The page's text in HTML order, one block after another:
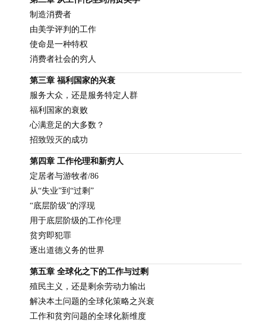
制造消费者
由美学评判的工作
使命是一种特权
消费者社会的穷人
第三章 福利国家的兴衰
服务大众，还是服务特定人群
福利国家的衰败
心满意足的大多数？
招致毁灭的成功
第四章 工作伦理和新穷人
定居者与游牧者/86
从“失业”到“过剩”
“底层阶级”的浮现
用于底层阶级的工作伦理
贫穷即犯罪
逐出道德义务的世界
第五章 全球化之下的工作与过剩
殖民主义，还是剩余劳动力输出
解决本土问题的全球化策略之兴衰
工作和贫穷问题的全球化新维度